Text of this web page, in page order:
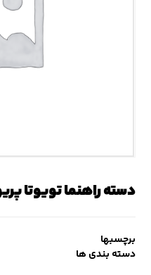
دسته راهنما تویوتا
برچسبها
دسته بندی ها